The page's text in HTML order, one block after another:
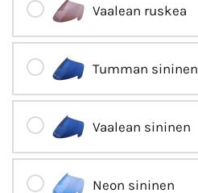
Vaalean ruskea
Tumman sininen
Vaalean sininen
Neon sininen